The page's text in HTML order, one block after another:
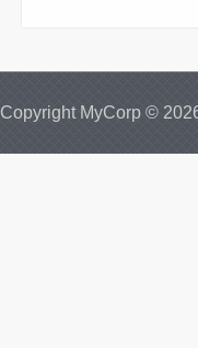
Copyright MyCorp ©